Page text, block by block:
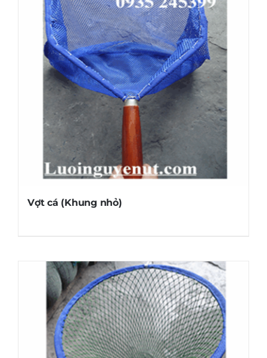
Vợt cá (Khung nhỏ)